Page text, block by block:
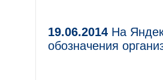
19.06.2014 На
обозначения